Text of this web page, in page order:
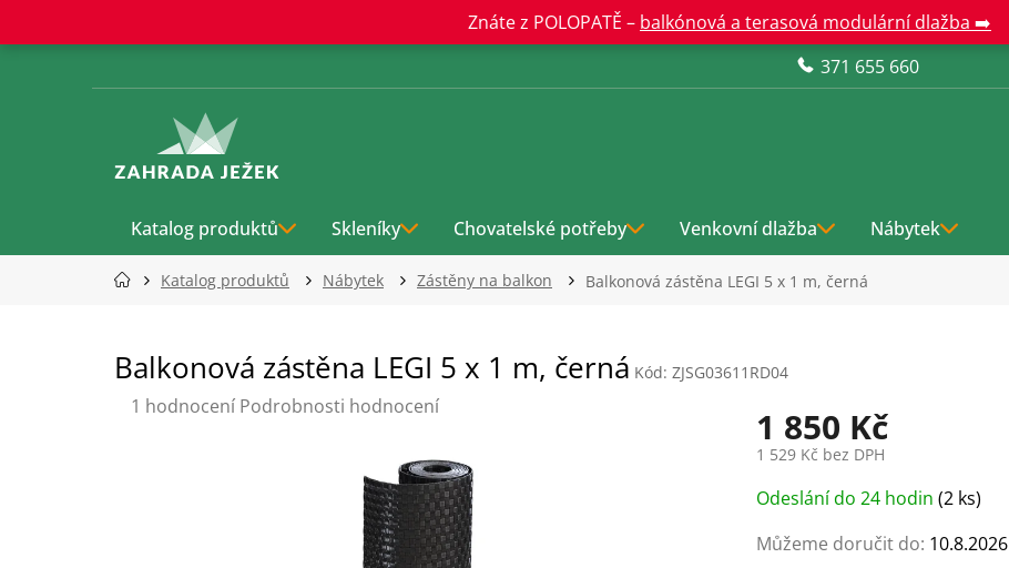
obsah
Znáte z POLOPATĚ – balkónová a terasová modulární dlažba ➡️
371 655 660
Katalog produktů Skleníky Chovatelské potřeby Venkovní dlažba Nábytek
Katalog produktů Nábytek Zástěny na balkon Balkonová zástěna LEGI 5 x 1 m, černá
Balkonová zástěna LEGI 5 x 1 m, černá Kód: ZJSG03611RD04
Průměrné
hodnocení
1 hodnocení Podrobnosti hodnocení 1 850 Kč
1 529 Kč bez DPH
Měrná
cena:
Odeslání do 24 hodin (2 ks)
Můžeme doručit do: 10.8.2026